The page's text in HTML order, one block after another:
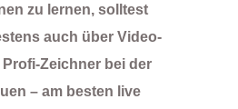
zu lernen, solltest
auch über Video-
Profi-Zeichner bei der
– am besten live